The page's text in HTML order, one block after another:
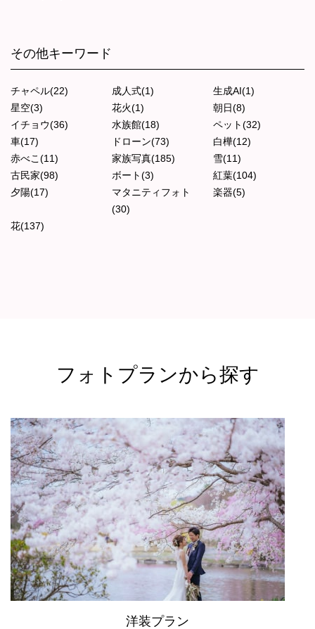
その他キーワード
チャペル(22) 成人式(1)
生成AI(1)
星空(3)
花火(1)
朝日(8)
イチョウ(36)
水族館(18)
ペット(32)
車(17)
ドローン(73)
白樺(12)
赤べこ(11)
家族写真(185)
雪(11)
古民家(98)
ボート(3)
紅葉(104)
夕陽(17)
マタニティフォト
(30)
楽器(5)
花(137)
フォトプランから探す
洋装プラン